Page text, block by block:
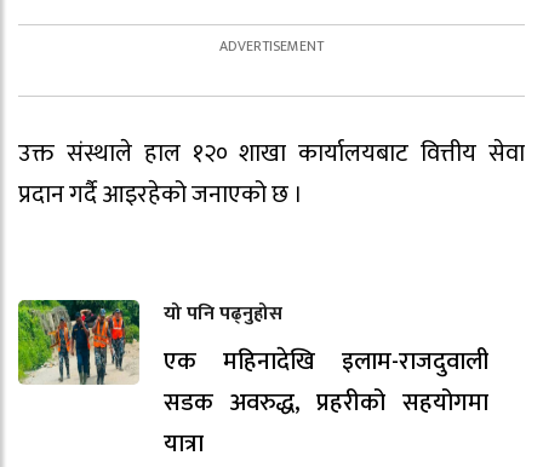
उक्त संस्थाले हाल १२० शाखा कार्यालयबाट वित्तीय सेवा
प्रदान गर्दै आइरहेको जनाएको छ ।
यो पनि पढ्नुहोस
एक महिनादेखि इलाम-राजदुवाली
सडक अवरुद्ध, प्रहरीको सहयोगमा
यात्रा